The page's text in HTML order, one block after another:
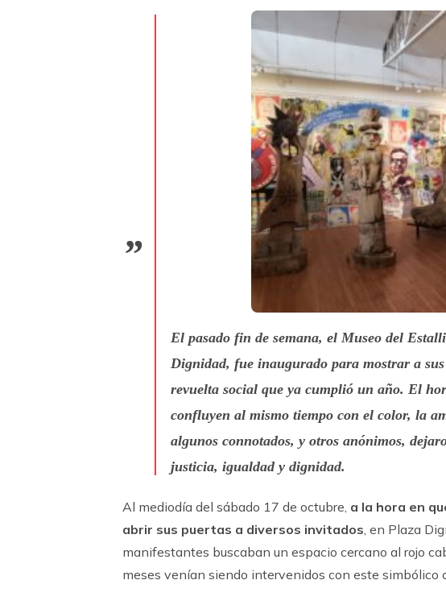
El pasado fin de semana, el Museo del
Dignidad, fue inaugurado para mostrar a
revuelta social que ya cumplió un año. El
confluyen al mismo tiempo con el color, la
algunos connotados, y otros anónimos,
justicia, igualdad y dignidad.
Al mediodía del sábado 17 de octubre, a la hora en
abrir sus puertas a diversos invitados, en Plaza
manifestantes buscaban un espacio cercano al rojo
meses venían siendo intervenidos con este simbólico